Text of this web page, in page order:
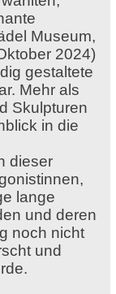
Museum,
2024)
gestaltete
Mehr als
Skulpturen
in die
dieser
lange
und deren
noch nicht
und